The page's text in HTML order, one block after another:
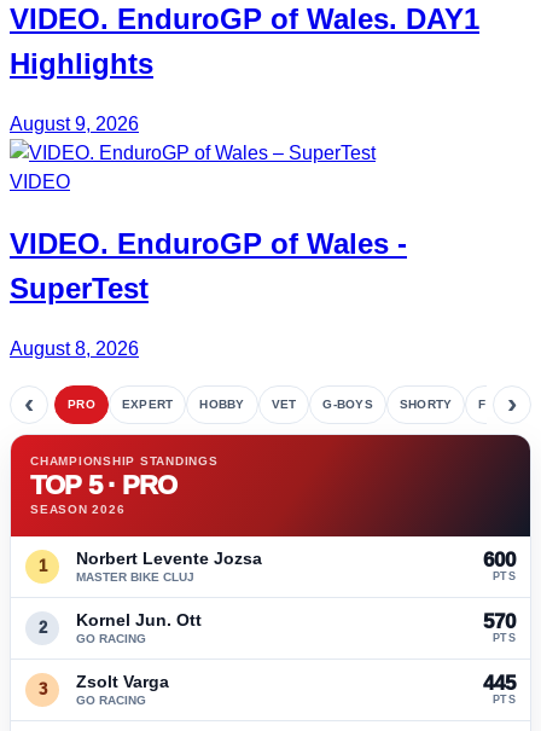
VIDEO. EnduroGP of Wales. DAY1
Highlights
August 9, 2026
VIDEO
VIDEO. EnduroGP of Wales -
SuperTest
August 8, 2026
‹ PRO EXPERT HOBBY VET G-BOYS SHORTY FETE›
CHAMPIONSHIP STANDINGS
TOP 5 · PRO
SEASON 2026
1 Norbert Levente Jozsa
MASTER BIKE CLUJ
600
PTS
2 Kornel Jun. Ott
GO RACING
570
PTS
3 Zsolt Varga
GO RACING
445
PTS